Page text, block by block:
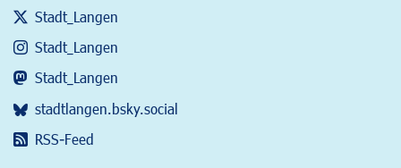
Stadt_Langen
Stadt_Langen
Stadt_Langen
stadtlangen.bsky.social
RSS-Feed